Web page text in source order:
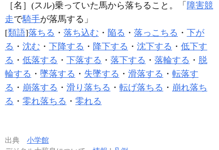
［名］ (スル)乗っていた馬から落ちること。「 障害競
走で騎手が落馬する」
[類語]落ちる ・ 落ち込む ・ 陥る ・ 落っこちる ・ 下が
る ・ 沈む ・ 下降する ・ 降下する ・ 沈下する ・ 低下す
る ・ 低落する ・ 下落する ・ 落下する ・ 落輪する ・ 脱
輪する ・ 墜落する ・ 失墜する ・ 滑落する ・ 転落す
る ・ 崩落する ・ 滑り落ちる ・ 転げ落ちる ・ 崩れ落ち
る ・ 零れ落ちる ・ 零れる
出典 小学館